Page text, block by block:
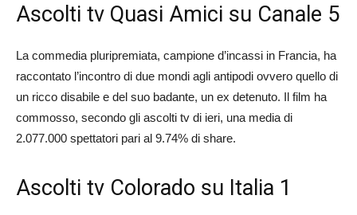
Ascolti tv Quasi Amici su Canale 5
La commedia pluripremiata, campione d’incassi in Francia, ha
raccontato l’incontro di due mondi agli antipodi ovvero quello di
un ricco disabile e del suo badante, un ex detenuto. Il film ha
commosso, secondo gli ascolti tv di ieri, una media di
2.077.000 spettatori pari al 9.74% di share.
Ascolti tv Colorado su Italia 1